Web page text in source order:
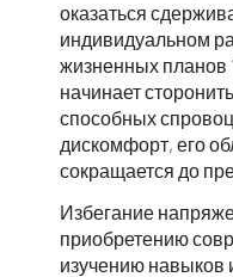
оказаться
индивидуальном
жизненных планов
начинает
способных
дискомфорт, его
сокращается до
Избегание
приобретению
изучению навыков